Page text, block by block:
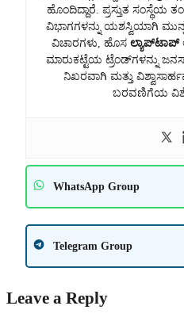
ಹೊಂದಿದ್ದಾರೆ. ಪ್ರಸ್ತುತ ಸಂಸ್ಥೆಯ
ವಿಭಾಗಗಳನ್ನು ಯಶಸ್ವಿಯಾಗಿ
ವಿಚಾರಗಳು, ಹೊಸ ಲ್ಯಾಪ್‌ಟಾಪ್
ಮಾರುಕಟ್ಟೆಯ ಟ್ರೆಂಡ್‌ಗಳನ್ನು
ನಿಖರವಾಗಿ ಮತ್ತು
ಬರವಣಿಗೆಯ
WhatsApp Group
Telegram Group
Leave a Reply